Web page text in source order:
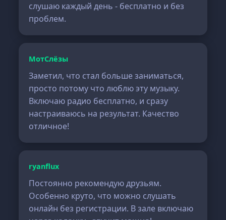
слушаю каждый день - бесплатно и без
проблем.
МотСлёзы
Заметил, что стал больше заниматься,
просто потому что люблю эту музыку.
Включаю радио бесплатно, и сразу
настраиваюсь на результат. Качество
отличное!
ryanflux
Постоянно рекомендую друзьям.
Особенно круто, что можно слушать
онлайн без регистрации. В зале включаю